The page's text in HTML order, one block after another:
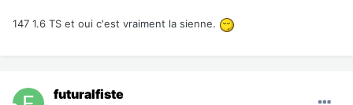
147 1.6 TS et oui c'est vraiment la sienne.
futuralfiste